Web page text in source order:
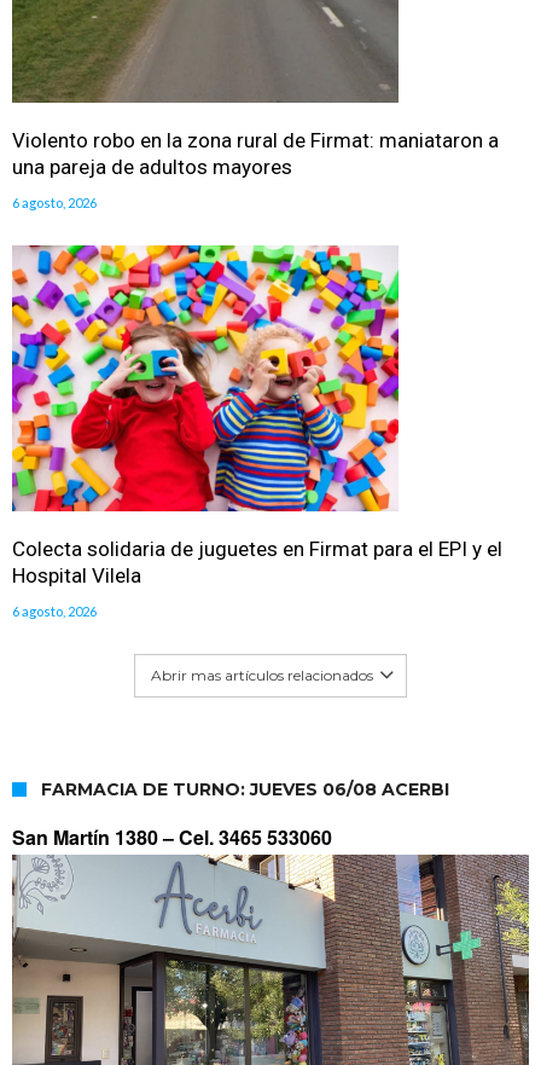
Violento robo en la zona rural de Firmat: maniataron a
una pareja de adultos mayores
6 agosto, 2026
Colecta solidaria de juguetes en Firmat para el EPI y el
Hospital Vilela
6 agosto, 2026
Abrir mas artículos relacionados
FARMACIA DE TURNO: JUEVES 06/08 ACERBI
San Martín 1380 –Cel. 3465 533060